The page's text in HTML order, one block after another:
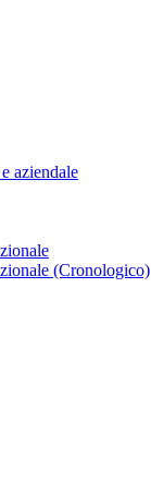
aziendale
(Cronologico)